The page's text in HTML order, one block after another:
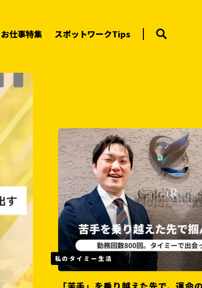
お仕事特集 スポットワークTips
私のタイミー生活